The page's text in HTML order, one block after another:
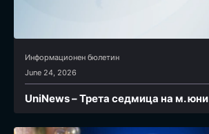
Информационен бюлетин
June 24, 2026
UniNews – Трета седмица на м. юни